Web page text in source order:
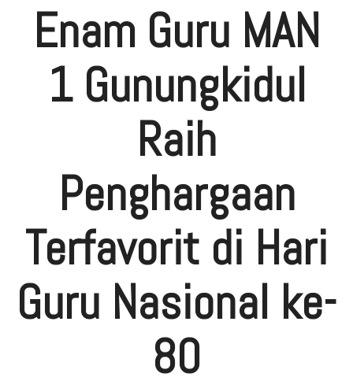
Enam Guru MAN
1 Gunungkidul
Raih
Penghargaan
Terfavorit di Hari
Guru Nasional ke-
80